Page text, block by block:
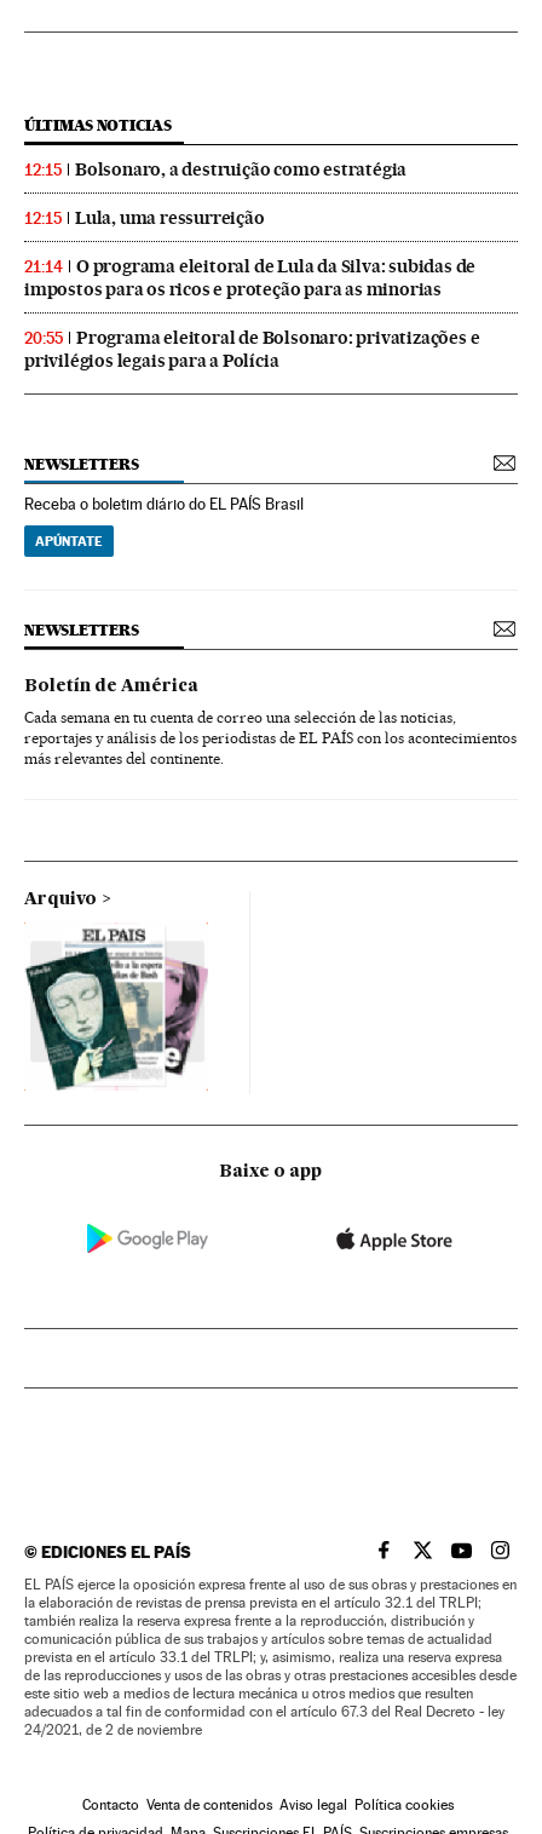
ÚLTIMAS NOTICIAS
12:15 Bolsonaro, a destruição como estratégia
12:15 Lula, uma ressurreição
21:14
O programa eleitoral de Lula da Silva: subidas de
impostos para os ricos e proteção para as minorias
20:55
Programa eleitoral de Bolsonaro: privatizações e
privilégios legais para a Polícia
NEWSLETTERS
Receba o boletim diário do EL PAÍS Brasil
APÚNTATE
NEWSLETTERS
Boletín de América
Cada semana en tu cuenta de correo una selección de las noticias,
reportajes y análisis de los periodistas de EL PAÍS con los acontecimientos
más relevantes del continente.
Arquivo
Baixe o app
©EDICIONES EL PAÍS EL PAÍS BRASIL EN
EL PAÍSEL PAÍS
EL
EL PAÍS ejerce la oposición expresa frente al uso de sus obras y prestaciones en
la elaboración de revistas de prensa prevista en el artículo 32.1 del TRLPI;
también realiza la reserva expresa frente a la reproducción, distribución y
comunicación pública de sus trabajos y artículos sobre temas de actualidad
prevista en el artículo 33.1 del TRLPI; y, asimismo, realiza una reserva expresa
de las reproducciones y usos de las obras y otras prestaciones accesibles desde
este sitio web a medios de lectura mecánica u otros medios que resulten
adecuados a tal fin de conformidad con el artículo 67.3 del Real Decreto - ley
24/2021, de 2 de noviembre
Contacto Venta de contenidos Aviso legal Política cookies